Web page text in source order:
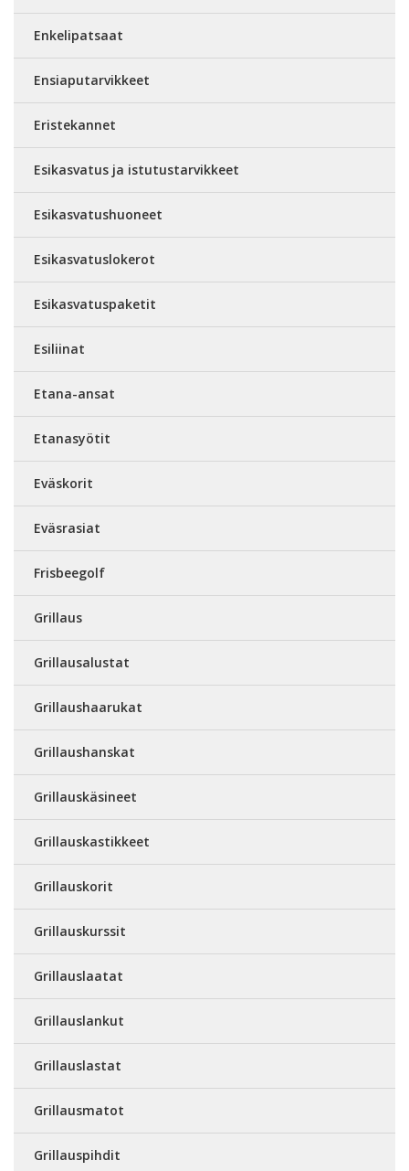
Enkelipatsaat
Ensiaputarvikkeet
Eristekannet
Esikasvatus ja istutustarvikkeet
Esikasvatushuoneet
Esikasvatuslokerot
Esikasvatuspaketit
Esiliinat
Etana-ansat
Etanasyötit
Eväskorit
Eväsrasiat
Frisbeegolf
Grillaus
Grillausalustat
Grillaushaarukat
Grillaushanskat
Grillauskäsineet
Grillauskastikkeet
Grillauskorit
Grillauskurssit
Grillauslaatat
Grillauslankut
Grillauslastat
Grillausmatot
Grillauspihdit